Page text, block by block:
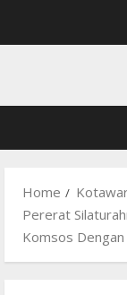
Home
Pererat
Komsos